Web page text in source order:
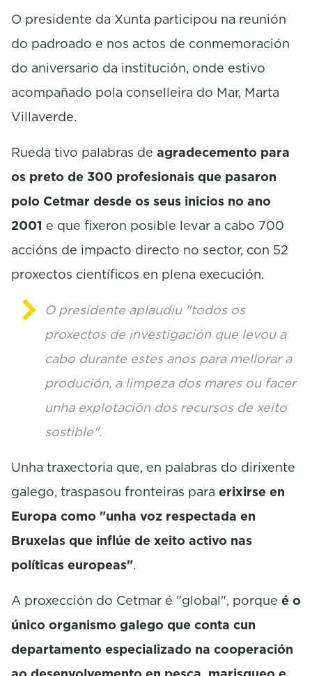
O presidente da Xunta participou na reunión
do padroado e nos actos de conmemoración
do aniversario da institución, onde estivo
acompañado pola conselleira do Mar, Marta
Villaverde.
Rueda tivo palabras de agradecemento para
os preto de 300 profesionais que pasaron
polo Cetmar desde os seus inicios no ano
2001 e que fixeron posible levar a cabo 700
accións de impacto directo no sector, con 52
proxectos científicos en plena execución.
O presidente aplaudiu "todos os
proxectos de investigación que levou a
cabo durante estes anos para mellorar a
produción, a limpeza dos mares ou facer
unha explotación dos recursos de xeito
sostible".
Unha traxectoria que, en palabras do dirixente
galego, traspasou fronteiras para erixirse en
Europa como "unha voz respectada en
Bruxelas que inflúe de xeito activo nas
políticas europeas".
A proxección do Cetmar é "global", porque é o
único organismo galego que conta cun
departamento especializado na cooperación